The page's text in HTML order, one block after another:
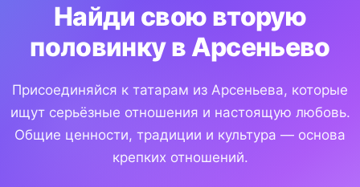
Найди свою вторую
половинку в Арсеньево
Присоединяйся к татарам из Арсеньева, которые
ищут серьёзные отношения и настоящую любовь.
Общие ценности, традиции и культура — основа
крепких отношений.